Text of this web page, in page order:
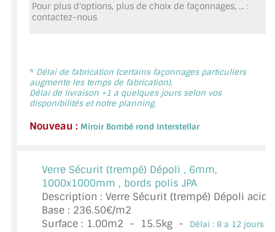
MIROIR PAROI DE DOUCHE
MIROIR ENCADRÉ
VERRE EXTRACLAIR
VERRE TREMPÉ (SÉCURIT)
PAROI DE DOUCHE
Pour plus d'options, plus de choix de façonnages, ... :
contactez-nous
* Délai de fabrication (certains façonnages particuliers
augmente les temps de fabrication).
Délai de livraison +1 a quelques jours selon vos
disponibilités et notre planning.
Nouveau : Miroir Bombé rond Interstellar
Verre Sécurit (trempé) Dépoli , 6mm,
1000x1000mm , bords polis JPA
Description : Verre Sécurit (trempé) Dépoli acid
Base : 236.50€/m2
Surface : 1.00m2 - 15.5kg - Délai : 8 a 12 jours *